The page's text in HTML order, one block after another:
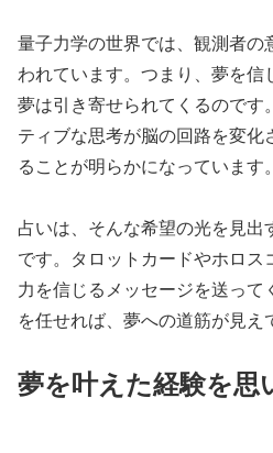
量子力学の世界では、観測者の
われています。つまり、夢を信
夢は引き寄せられてくるのです
ティブな思考が脳の回路を変化
ることが明らかになっています。
占いは、そんな希望の光を見出
です。タロットカードやホロス
力を信じるメッセージを送って
を任せれば、夢への道筋が見え
夢を叶えた経験を思